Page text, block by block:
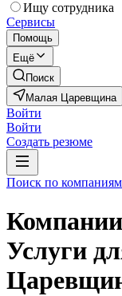
Ищу сотрудника
Сервисы
Помощь
Ещё
Поиск
Малая Царевщина
Войти
Войти
Создать резюме
Поиск по компаниям
Услуги